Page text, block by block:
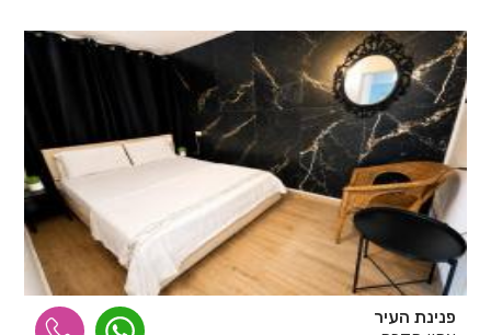
פנינת העיר